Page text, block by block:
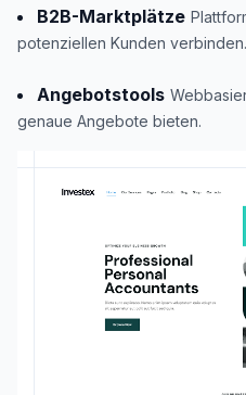
B2B-Marktplätze
potenziellen Kunden verbinden.
Angebotstools
genaue Angebote bieten.